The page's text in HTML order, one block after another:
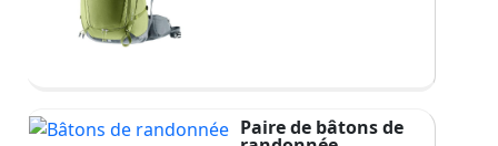
Paire de bâtons de